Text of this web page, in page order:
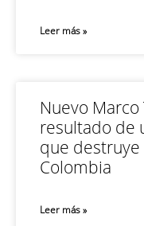
Leer más »
Nuevo
resultado de
que
Colombia
Leer más »